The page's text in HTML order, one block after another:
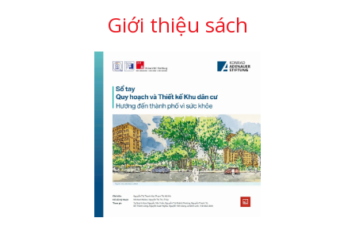
Giới thiệu sách